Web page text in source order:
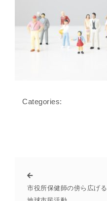
Categories:
市役所保健師の傍ら広げる